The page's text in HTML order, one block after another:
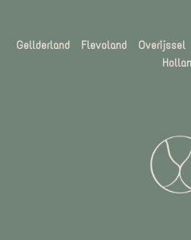
Gellderland Flevoland Overijssel